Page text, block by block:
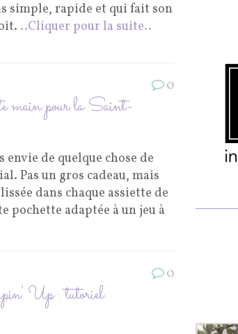
simple, rapide et qui fait son
..Cliquer pour la suite..
0
main pour la Saint-
envie de quelque chose de
Pas un gros cadeau, mais
dans chaque assiette de
pochette adaptée à un jeu à
0
Up : tutoriel